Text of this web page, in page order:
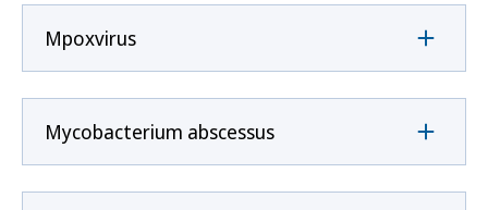
Mpoxvirus
Mycobacterium abscessus